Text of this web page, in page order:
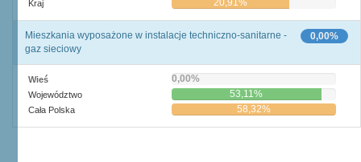
Kraj 20,91%
0,00%
Mieszkania wyposażone w instalacje techniczno-sanitarne -
gaz sieciowy
Wieś 0,00%
Województwo 53,11%
Cała Polska 58,32%